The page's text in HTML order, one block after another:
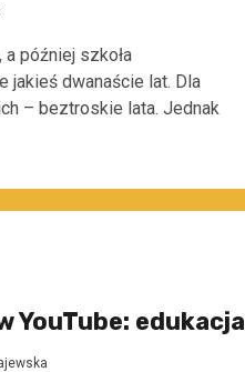
później szkoła
jakieś dwanaście lat. Dla
– beztroskie lata. Jednak
YouTube: edukacja